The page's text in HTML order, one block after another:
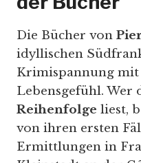
Die Bücher von
idyllischen
Krimispannung
Lebensgefühl. Wer
Reihenfolge liest,
von ihren ersten
Ermittlungen in